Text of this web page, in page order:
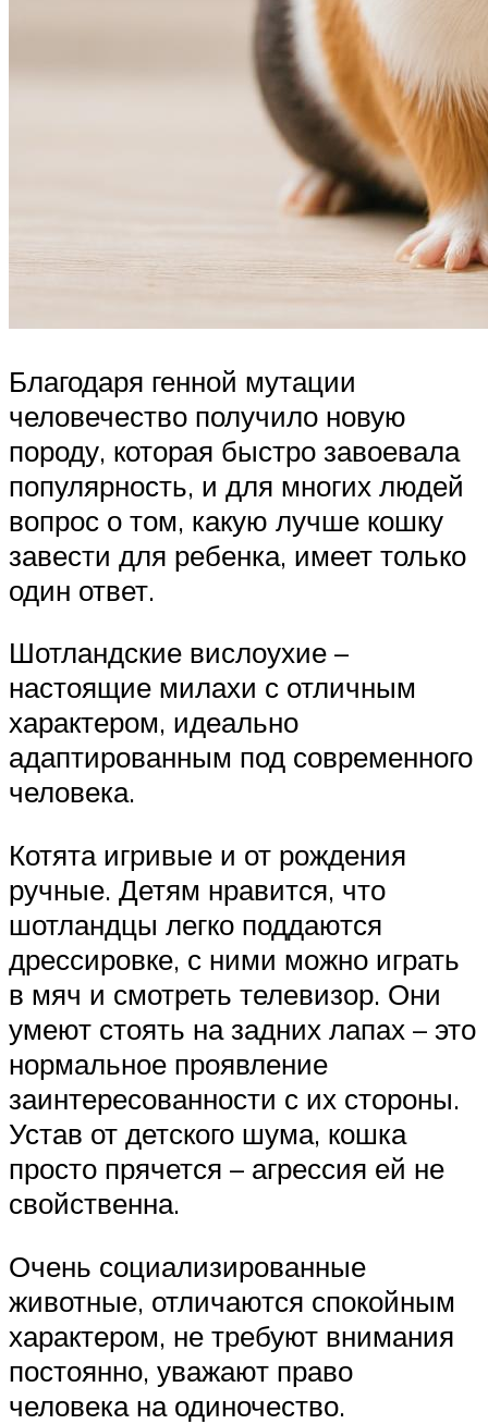
Благодаря генной мутации
человечество получило новую
породу, которая быстро завоевала
популярность, и для многих людей
вопрос о том, какую лучше кошку
завести для ребенка, имеет только
один ответ.
Шотландские вислоухие –
настоящие милахи с отличным
характером, идеально
адаптированным под современного
человека.
Котята игривые и от рождения
ручные. Детям нравится, что
шотландцы легко поддаются
дрессировке, с ними можно играть
в мяч и смотреть телевизор. Они
умеют стоять на задних лапах – это
нормальное проявление
заинтересованности с их стороны.
Устав от детского шума, кошка
просто прячется – агрессия ей не
свойственна.
Очень социализированные
животные, отличаются спокойным
характером, не требуют внимания
постоянно, уважают право
человека на одиночество.